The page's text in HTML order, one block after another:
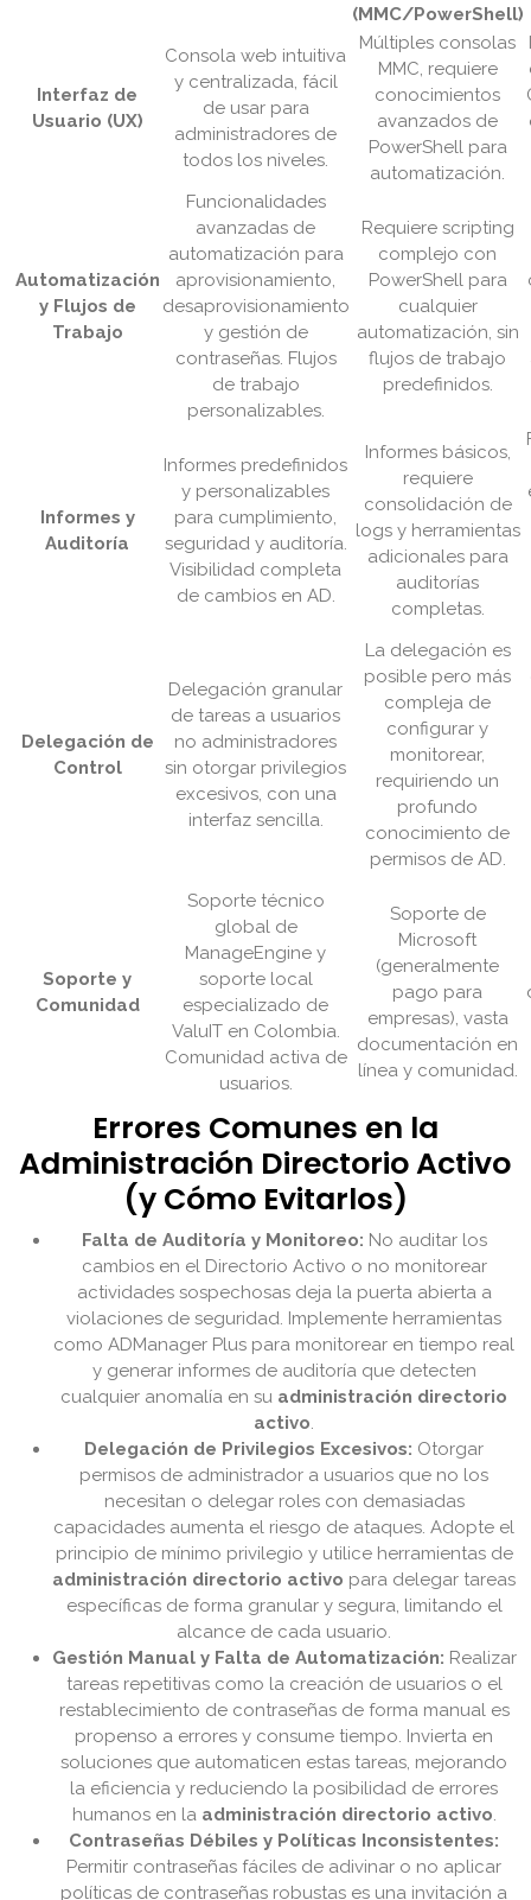
(MMC/PowerShell)
Interfaz de
Usuario (UX)
Consola web intuitiva
y centralizada, fácil
de usar para
administradores de
todos los niveles.
Múltiples consolas
MMC, requiere
conocimientos
avanzados de
PowerShell para
automatización.
Automatización
y Flujos de
Trabajo
Funcionalidades
avanzadas de
automatización para
aprovisionamiento,
desaprovisionamiento
y gestión de
contraseñas. Flujos
de trabajo
personalizables.
Requiere scripting
complejo con
PowerShell para
cualquier
automatización, sin
flujos de trabajo
predefinidos.
Informes y
Auditoría
Informes predefinidos
y personalizables
para cumplimiento,
seguridad y auditoría.
Visibilidad completa
de cambios en AD.
Informes básicos,
requiere
consolidación de
logs y herramientas
adicionales para
auditorías
completas.
Delegación de
Control
Delegación granular
de tareas a usuarios
no administradores
sin otorgar privilegios
excesivos, con una
interfaz sencilla.
La delegación es
posible pero más
compleja de
configurar y
monitorear,
requiriendo un
profundo
conocimiento de
permisos de AD.
Soporte y
Comunidad
Soporte técnico
global de
ManageEngine y
soporte local
especializado de
ValuIT en Colombia.
Comunidad activa de
usuarios.
Soporte de
Microsoft
(generalmente
pago para
empresas), vasta
documentación en
línea y comunidad.
Errores Comunes en la
Administración Directorio Activo
(y Cómo Evitarlos)
Falta de Auditoría y Monitoreo: No auditar los
cambios en el Directorio Activo o no monitorear
actividades sospechosas deja la puerta abierta a
violaciones de seguridad. Implemente herramientas
como ADManager Plus para monitorear en tiempo real
y generar informes de auditoría que detecten
cualquier anomalía en su administración directorio
activo.
Delegación de Privilegios Excesivos: Otorgar
permisos de administrador a usuarios que no los
necesitan o delegar roles con demasiadas
capacidades aumenta el riesgo de ataques. Adopte el
principio de mínimo privilegio y utilice herramientas de
administración directorio activo para delegar tareas
específicas de forma granular y segura, limitando el
alcance de cada usuario.
Gestión Manual y Falta de Automatización: Realizar
tareas repetitivas como la creación de usuarios o el
restablecimiento de contraseñas de forma manual es
propenso a errores y consume tiempo. Invierta en
soluciones que automaticen estas tareas, mejorando
la eficiencia y reduciendo la posibilidad de errores
humanos en la administración directorio activo.
Contraseñas Débiles y Políticas Inconsistentes:
Permitir contraseñas fáciles de adivinar o no aplicar
políticas de contraseñas robustas es una invitación a